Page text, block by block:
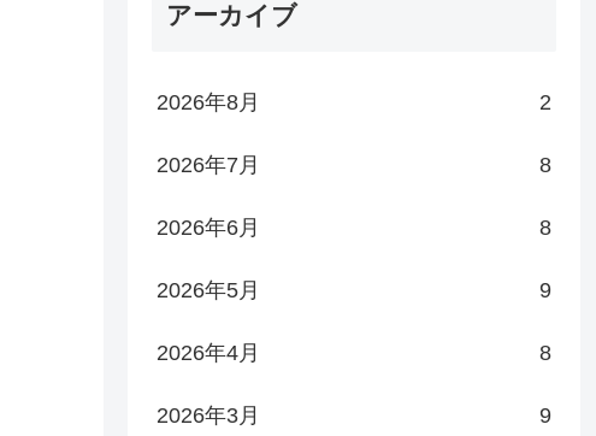
アーカイブ
2026年8月 2
2026年7月 8
2026年6月 8
2026年5月 9
2026年4月 8
2026年3月 9